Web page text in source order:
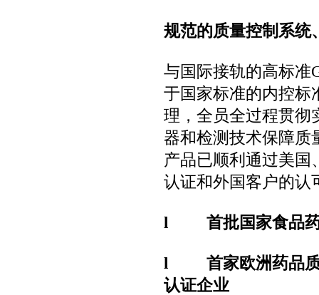
规范的质量控制系统
与国际接轨的高标准
于国家标准的内控标
理，全员全过程贯彻
器和检测技术保障质
产品已顺利通过美国
认证和外国客户的认
l 首批国家食品
l 首家欧洲药品
认证企业